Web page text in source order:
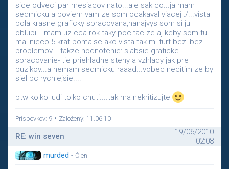
sice odveci par mesiacov nato...ale sak co...ja mam
sedmicku a poviem vam ze som ocakaval viacej :/...vista
bola krasne graficky spracovana,nanajvys som si ju
oblubil...mam uz cca rok taky pocitac ze aj keby som tu
mal nieco 5 krat pomalse ako vista tak mi furt bezi bez
problemov....takze hodnotenie: slabsie graficke
spracovanie- tie priehladne steny a vzhlady jak pre
buzikov...a nemam sedmicku raaad...vobec necitim ze by
siel pc rychlejsie....
btw kolko ludi tolko chuti....tak ma nekritizujte
Príspevkov: 9 • Založený: 11.06.10
RE: win seven
19/06/2010
02:08
murded - Člen